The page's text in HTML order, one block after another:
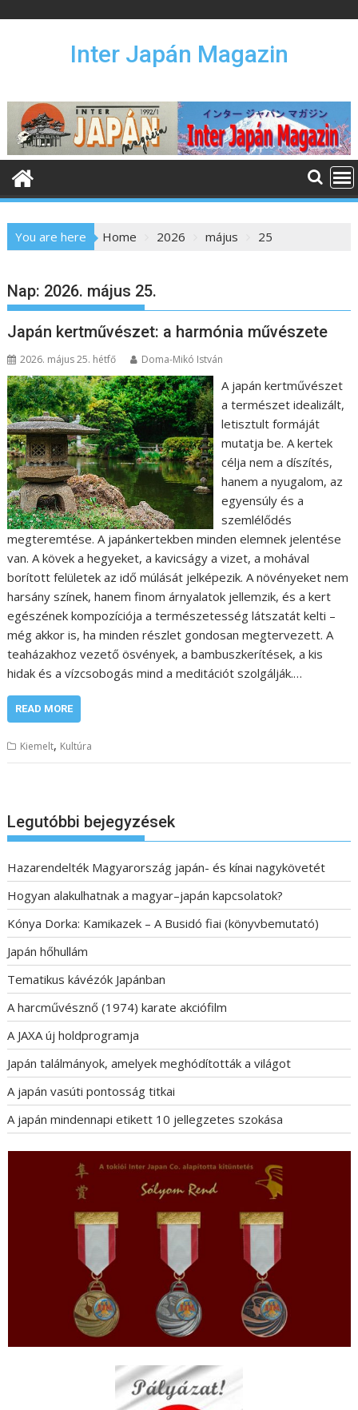
n
e
Inter Japán Magazin
You are here Home 2026 május 25
Nap: 2026. május 25.
Japán kertművészet: a harmónia művészete
2026. május 25. hétfő Doma-Mikó István
A japán kertművészet
a természet idealizált,
letisztult formáját
mutatja be. A kertek
célja nem a díszítés,
hanem a nyugalom, az
egyensúly és a
szemlélődés
megteremtése. A japánkertekben minden elemnek jelentése
van. A kövek a hegyeket, a kavicságy a vizet, a mohával
borított felületek az idő múlását jelképezik. A növényeket nem
harsány színek, hanem finom árnyalatok jellemzik, és a kert
egészének kompozíciója a természetesség látszatát kelti –
még akkor is, ha minden részlet gondosan megtervezett. A
teaházakhoz vezető ösvények, a bambuszkerítések, a kis
hidak és a vízcsobogás mind a meditációt szolgálják.…
READ MORE
Kiemelt, Kultúra
Legutóbbi bejegyzések
Hazarendelték Magyarország japán- és kínai nagykövetét
Hogyan alakulhatnak a magyar–japán kapcsolatok?
Kónya Dorka: Kamikazek – A Busidó fiai (könyvbemutató)
Japán hőhullám
Tematikus kávézók Japánban
A harcművésznő (1974) karate akciófilm
A JAXA új holdprogramja
Japán találmányok, amelyek meghódították a világot
A japán vasúti pontosság titkai
A japán mindennapi etikett 10 jellegzetes szokása